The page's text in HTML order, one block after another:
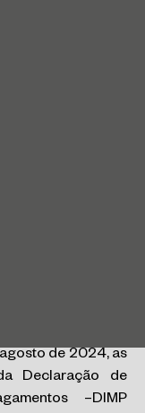
de propósito
do artigo 1º da
credenciar junto
está restrito à
incumbida da
por ela
ou instalação
do art. 1º, I, da
de 2024
Normativa
de 2024, as
Declaração de
–DIMP